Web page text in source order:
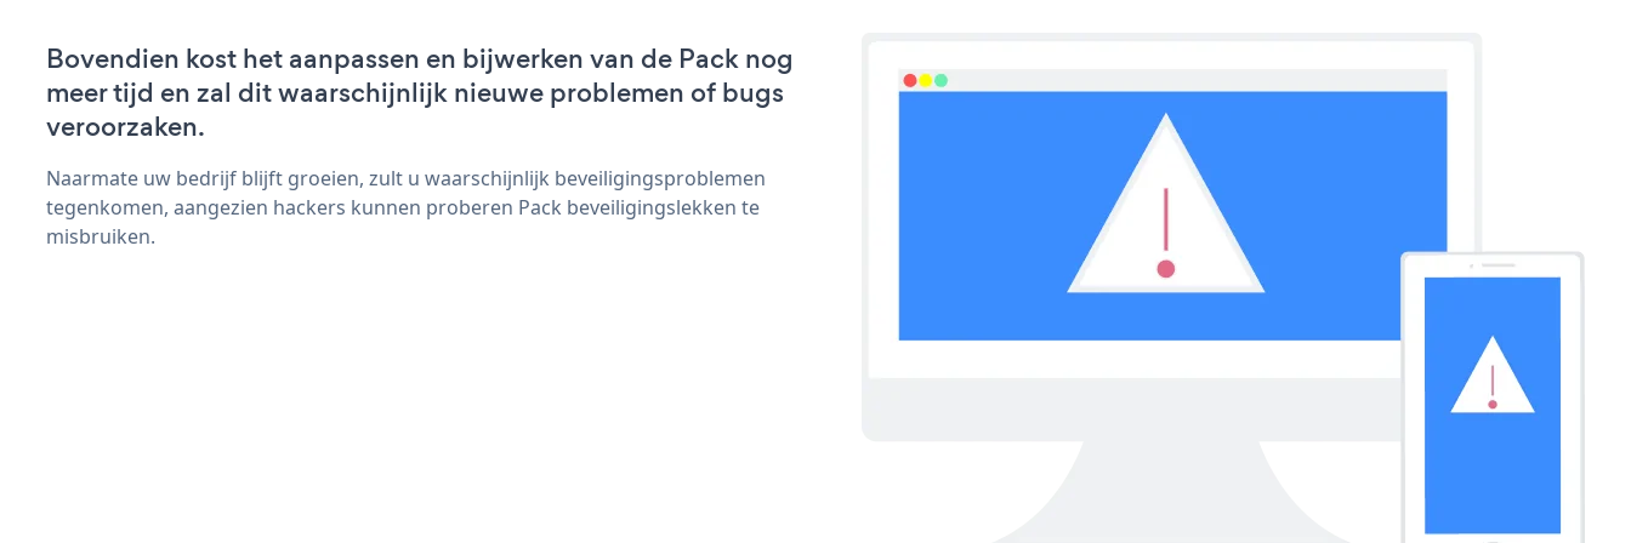
Bovendien kost het aanpassen en bijwerken van de Pack nog
meer tijd en zal dit waarschijnlijk nieuwe problemen of bugs
veroorzaken.
Naarmate uw bedrijf blijft groeien, zult u waarschijnlijk beveiligingsproblemen
tegenkomen, aangezien hackers kunnen proberen Pack beveiligingslekken te
misbruiken.